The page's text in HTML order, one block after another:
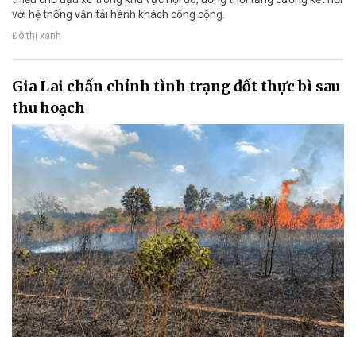
với hệ thống vận tải hành khách công cộng.
Đô thị xanh
Gia Lai chấn chỉnh tình trạng đốt thực bì sau
thu hoạch